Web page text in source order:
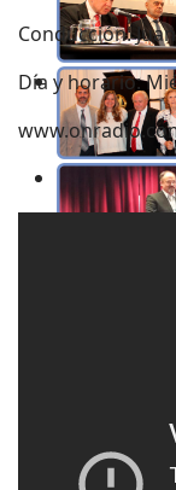
Conducción:
Día y horario: